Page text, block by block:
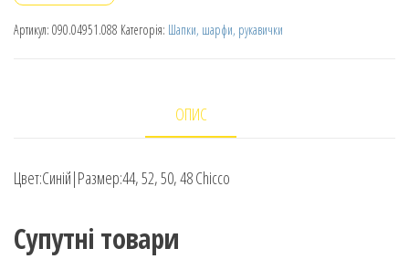
Артикул: 090.04951.088 Категорія: Шапки, шарфи, рукавички
ОПИС
Цвет:Синій|Размер:44, 52, 50, 48 Chicco
Супутні товари